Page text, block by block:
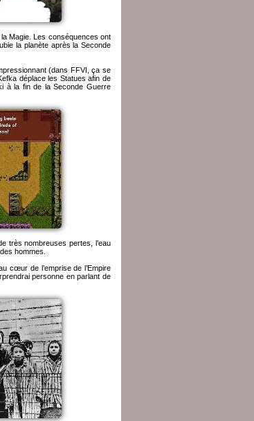
Magie. Les conséquences ont
la planète après la Seconde
(dans FFVI, ça se
déplace les Statues afin de
à la fin de la Seconde Guerre
très nombreuses pertes, l’eau
hommes.
cœur de l’emprise de l’Empire
personne en parlant de